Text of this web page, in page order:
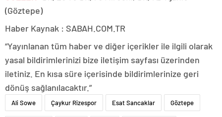
(Göztepe)
Haber Kaynak : SABAH.COM.TR
“Yayınlanan tüm haber ve diğer içerikler ile ilgili olarak
yasal bildirimlerinizi bize iletişim sayfası üzerinden
iletiniz. En kısa süre içerisinde bildirimlerinize geri
dönüş sağlanılacaktır.”
Ali Sowe Çaykur Rizespor Esat Sancaklar Göztepe